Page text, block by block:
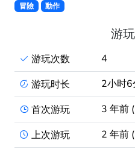
冒險 動作
游
游玩次数
4
游玩时长
2小时6
首次游玩
3 年前
上次游玩
2 年前